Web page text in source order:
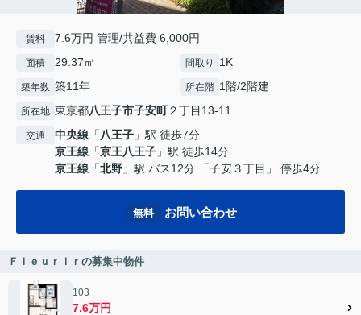
賃料 7.6万円 管理/共益費 6,000円
面積 29.37㎡ 間取り 1K
築年数 築11年 所在階 1階/2階建
所在地 東京都八王子市子安町２丁目13-11
交通 中央線 「 八王子 」駅 徒歩7分
京王線 「京王八王子 」駅 徒歩14分
京王線 「北野 」駅 バス12分 「子安３丁目」 停歩4分
無料 お問い合わせ
Ｆｌｅｕｒｉｒの募集中物件
103
7.6万円